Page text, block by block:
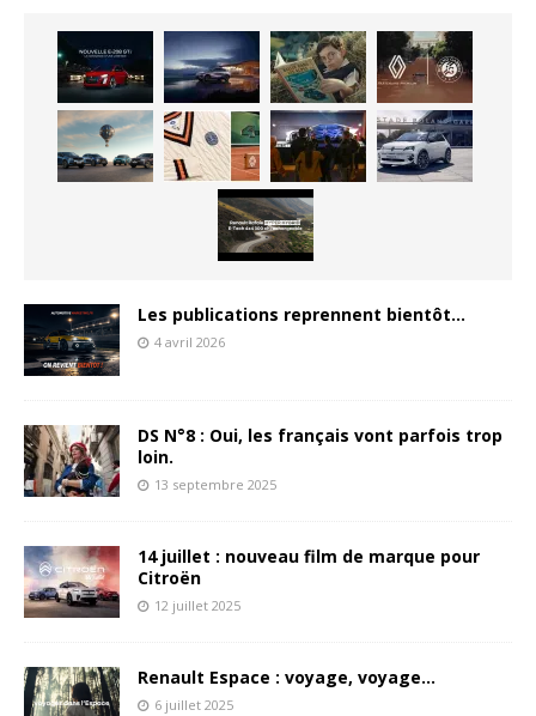
Les publications reprennent bientôt…
4 avril 2026
DS N°8 : Oui, les français vont parfois trop
loin.
13 septembre 2025
14 juillet : nouveau film de marque pour
Citroën
12 juillet 2025
Renault Espace : voyage, voyage…
6 juillet 2025